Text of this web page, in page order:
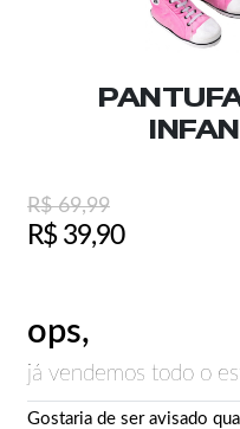
R$69,99
R$39,90
ops,
já vendemos todo o
Gostaria de ser avisado